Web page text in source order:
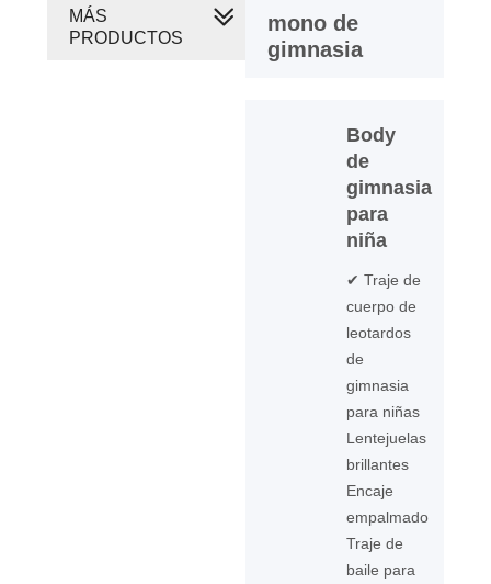
mono de
gimnasia
Body
de
gimnasia
para
niña
✔ Traje de
cuerpo de
leotardos
de
gimnasia
para niñas
Lentejuelas
brillantes
Encaje
empalmado
Traje de
baile para
MÁS
PRODUCTOS